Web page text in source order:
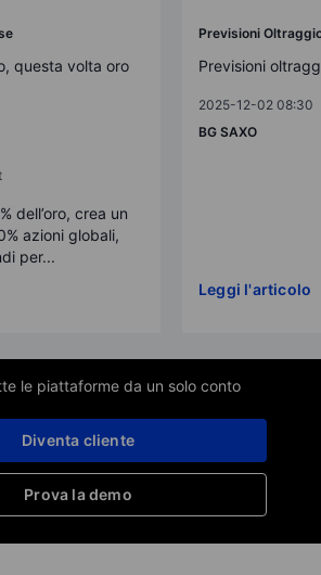
questa volta oro
dell’oro, crea un
azioni globali,
per...
Previsioni
Previsioni
2025-12-02 08:30
BG SAXO
Leggi l'articolo
le piattaforme da un solo conto
Prova la demo
Diventa cliente